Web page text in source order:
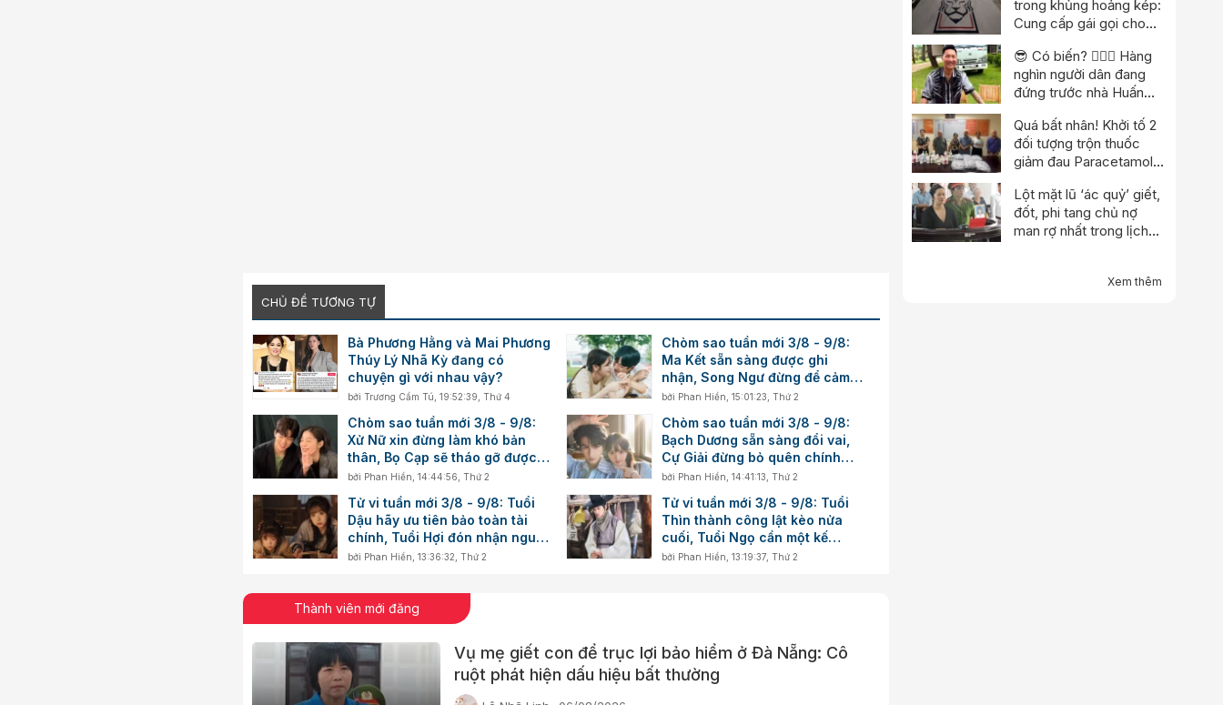
CHỦ ĐỀ TƯƠNG TỰ
Bà Phương Hằng và Mai Phương
Thúy Lý Nhã Kỳ đang có
chuyện gì với nhau vậy?
bởi Trương Cẩm Tú 19:52:39, Thứ 4
Chòm sao tuần mới 3/8 - 9/8:
Ma Kết sẵn sàng được ghi
nhận, Song Ngư đừng để cảm
xúc dẫn đường
bởi Phan Hiền 15:01:23, Thứ 2
Chòm sao tuần mới 3/8 - 9/8:
Xử Nữ xin đừng làm khó bản
thân, Bọ Cạp sẽ tháo gỡ được
nút thắt
bởi Phan Hiền 14:44:56, Thứ 2
Chòm sao tuần mới 3/8 - 9/8:
Bạch Dương sẵn sàng đổi vai,
Cự Giải đừng bỏ quên chính
mình
bởi Phan Hiền 14:41:13, Thứ 2
Tử vi tuần mới 3/8 - 9/8: Tuổi
Dậu hãy ưu tiên bảo toàn tài
chính, Tuổi Hợi đón nhận nguồn
cảm hứng trong công việc
bởi Phan Hiền 13:36:32, Thứ 2
Tử vi tuần mới 3/8 - 9/8: Tuổi
Thìn thành công lật kèo nửa
cuối, Tuổi Ngọ cần một kế
hoạch chi tiêu
bởi Phan Hiền 13:19:37, Thứ 2
Thành viên mới đăng
Vụ mẹ giết con để trục lợi bảo hiểm ở Đà Nẵng: Cô
ruột phát hiện dấu hiệu bất thường
trong khủng hoảng kép:
Cung cấp gái gọi cho
kích trụ sở
😎 Có biến? 👮🏻‍♂️ Hàng
nghìn người dân đang
đứng trước nhà Huấn
Quá bất nhân! Khởi tố 2
đối tượng trộn thuốc
giảm đau Paracetamol
chữa bách bệnh
Lột mặt lũ ‘ác quỷ’ giết,
đốt, phi tang chủ nợ
man rợ nhất trong lịch
Xem thêm